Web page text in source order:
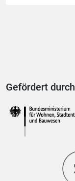
Gefördert durch